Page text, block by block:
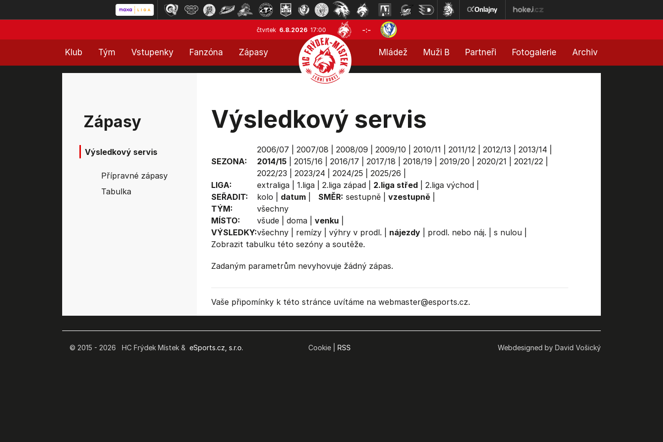
čtvrtek 6.8.2026 17:00 -:-
Klub Tým Vstupenky Fanzóna Zápasy Mládež Muži B Partneři Fotogalerie Archiv
Zápasy
Výsledkový servis
Přípravné zápasy
Tabulka
Výsledkový servis
SEZONA:
2006/07 2007/08 2008/09 2009/10 2010/11 2011/12| 2012/13 2013/14
2014/15| 2015/16 2016/17 2017/18 2018/19 2019/20 2020/21 2021/22|
2022/23
2023/24 2024/25 2025/26
LIGA:
extraliga| 1.liga| 2.liga západ| 2.liga střed| 2.liga východ|
SEŘADIT:
kolo datum| SMĚR: sestupně| vzestupně|
TÝM:
všechny
MÍSTO:
všude| doma| venku
VÝSLEDKY:všechny| remízy| výhry v prodl. nájezdy| prodl. nebo náj. s nulou|
Zobrazit tabulkutéto sezóny a soutěže.
Zadaným parametrům nevyhovuje žádný zápas.
Vaše připomínky k této stránce uvítáme na webmaster@esports.cz.
© 2015 - 2026 HC Frýdek Místek &eSports.cz, s.r.o. Cookie | RSS Webdesigned by David Vošický